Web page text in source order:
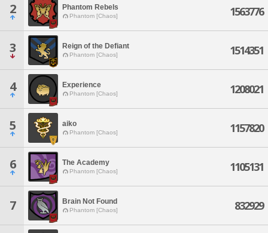
2 Phantom Rebels
Phantom [Chaos] 1563776
3 Reign of the Defiant
Phantom [Chaos] 1514351
4 Experience
Phantom [Chaos] 1208021
5 aiko
Phantom [Chaos] 1157820
6 The Academy
Phantom [Chaos] 1105131
7 Brain Not Found
Phantom [Chaos] 832929